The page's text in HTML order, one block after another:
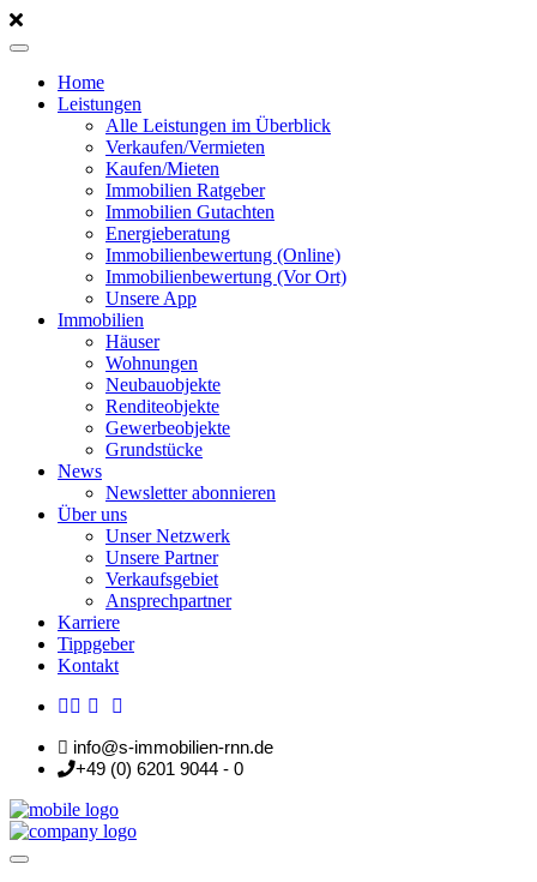
Home
Leistungen
Alle Leistungen im Überblick
Verkaufen/Vermieten
Kaufen/Mieten
Immobilien Ratgeber
Immobilien Gutachten
Energieberatung
Immobilienbewertung (Online)
Immobilienbewertung (Vor Ort)
Unsere App
Immobilien
Häuser
Wohnungen
Neubauobjekte
Renditeobjekte
Gewerbeobjekte
Grundstücke
News
Newsletter abonnieren
Über uns
Unser Netzwerk
Unsere Partner
Verkaufsgebiet
Ansprechpartner
Karriere
Tippgeber
Kontakt
info@s-immobilien-rnn.de
+49 (0) 6201 9044 - 0